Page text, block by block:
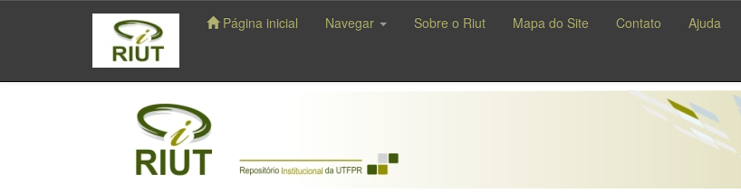
navigation
Página inicial Navegar Sobre o Riut Mapa do Site Contato Ajuda